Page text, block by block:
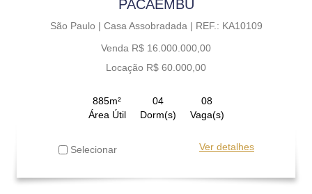
PACAEMBU
São Paulo | Casa Assobradada | REF.: KA10109
Venda R$ 16.000.000,00
Locação R$ 60.000,00
885m²
Área Útil
04
Dorm(s)
08
Vaga(s)
Selecionar Ver detalhes